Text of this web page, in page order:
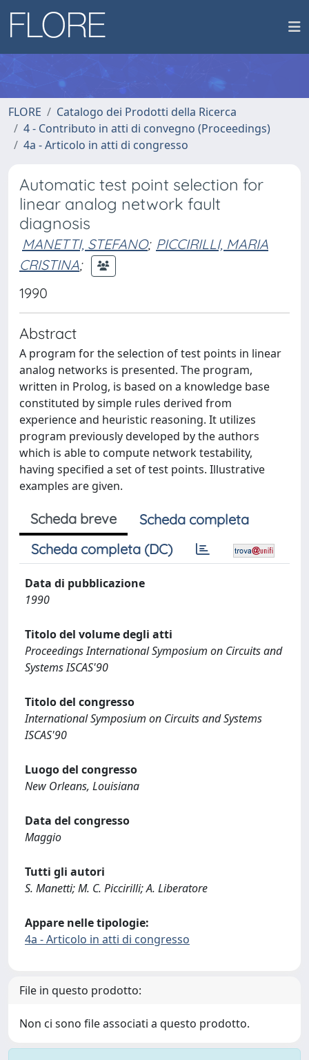
FLORE
Catalogo dei Prodotti della Ricerca
4 - Contributo in atti di convegno (Proceedings)
4a - Articolo in atti di congresso
Automatic test point selection for
linear analog network fault
diagnosis
MANETTI, STEFANO; PICCIRILLI, MARIA
CRISTINA;
1990
Abstract
A program for the selection of test points in linear
analog networks is presented. The program,
written in Prolog, is based on a knowledge base
constituted by simple rules derived from
experience and heuristic reasoning. It utilizes
program previously developed by the authors
which is able to compute network testability,
having specified a set of test points. Illustrative
examples are given.
Scheda breve
Scheda completa
Scheda completa (DC)
Data di pubblicazione
1990
Titolo del volume degli atti
Proceedings International Symposium on Circuits and
Systems ISCAS'90
Titolo del congresso
International Symposium on Circuits and Systems
ISCAS'90
Luogo del congresso
New Orleans, Louisiana
Data del congresso
Maggio
Tutti gli autori
S. Manetti; M. C. Piccirilli; A. Liberatore
Appare nelle tipologie:
4a - Articolo in atti di congresso
File in questo prodotto:
Non ci sono file associati a questo prodotto.